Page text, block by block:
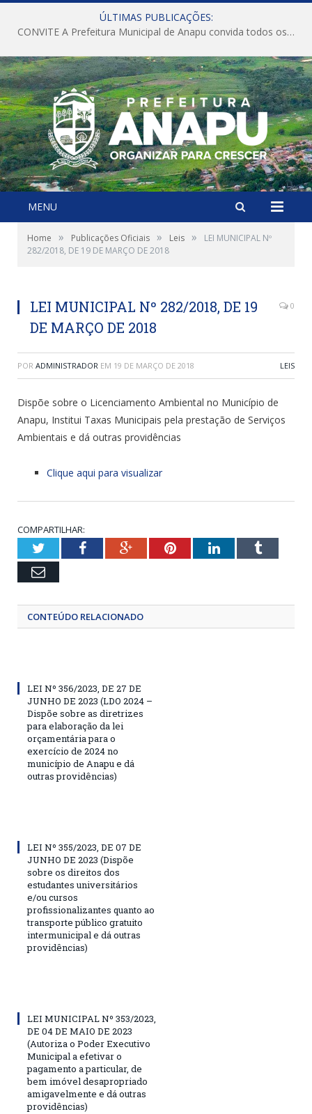
ÚLTIMAS PUBLICAÇÕES:
CONVITE A Prefeitura Municipal de Anapu convida todos os servidores públicos municipais para participarem da Audiência Pública de discussão da Lei de Diretrizes Orçamentárias (LDO), importante instrumento de planejamento das ações e investimentos da Administração Pública para o próximo exercício financeiro.
MENU
Home » Publicações Oficiais » Leis »
LEI MUNICIPAL Nº
282/2018, DE 19 DE MARÇO DE 2018
LEI MUNICIPAL Nº 282/2018, DE 19
DE MARÇO DE 2018
0
POR ADMINISTRADOR EM 19 DE MARÇO DE 2018 LEIS
Dispõe sobre o Licenciamento Ambiental no Município de
Anapu, Institui Taxas Municipais pela prestação de Serviços
Ambientais e dá outras providências
Clique aqui para visualizar
COMPARTILHAR:
TwitterFacebookGoogle+PinterestLinkedInTumblr
Email
CONTEÚDO RELACIONADO
LEI Nº 356/2023, DE 27 DE
JUNHO DE 2023 (LDO 2024 –
Dispõe sobre as diretrizes
para elaboração da lei
orçamentária para o
exercício de 2024 no
município de Anapu e dá
outras providências)
LEI Nº 355/2023, DE 07 DE
JUNHO DE 2023 (Dispõe
sobre os direitos dos
estudantes universitários
e/ou cursos
profissionalizantes quanto ao
transporte público gratuito
intermunicipal e dá outras
providências)
LEI MUNICIPAL Nº 353/2023,
DE 04 DE MAIO DE 2023
(Autoriza o Poder Executivo
Municipal a efetivar o
pagamento a particular, de
bem imóvel desapropriado
amigavelmente e dá outras
providências)